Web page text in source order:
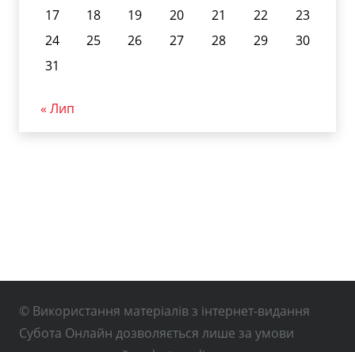
17
18 19 20 21 22
23
24
25 26 27 28 29
30
31
« Лип
© Використання матеріалів з інтернет-видання
Субота Онлайн дозволяється лише за умови